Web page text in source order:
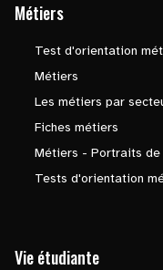
Métiers
Test d'orientation
Métiers
Les métiers par
Fiches métiers
Métiers - Portraits de
Tests d'orientation
Vie étudiante